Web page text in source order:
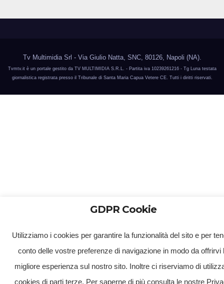
Tv Multimidia Srl - Via Giulio Natta, SNC, 80126, Napoli (NA).
Tvmtv.it è un portale gestito da TV MULTIMIDIA S.R.L. - Partita iva 10239261216 - Tg Luna testata
giornalistica registrata presso il Tribunale di Santa Maria Capua Vetere CE. Tutti i diritti riservati.
GDPR Cookie
Utilizziamo i cookies per garantire la funzionalità del sito e per
conto delle vostre preferenze di navigazione in modo da offrirvi
migliore esperienza sul nostro sito. Inoltre ci riserviamo di
cookies di parti terze. Per saperne di più consulta le nostre